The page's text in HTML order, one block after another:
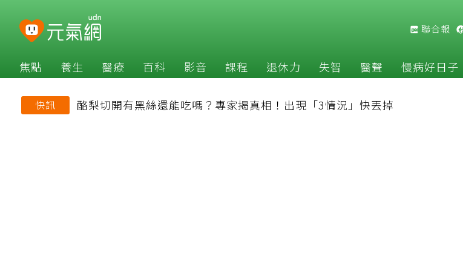
聯合報
焦點 養生 醫療 百科 影音 課程 退休力 失智 醫聲 慢病好日子
快訊 酪梨切開有黑絲還能吃嗎？專家揭真相！出現「3情況」快丟掉